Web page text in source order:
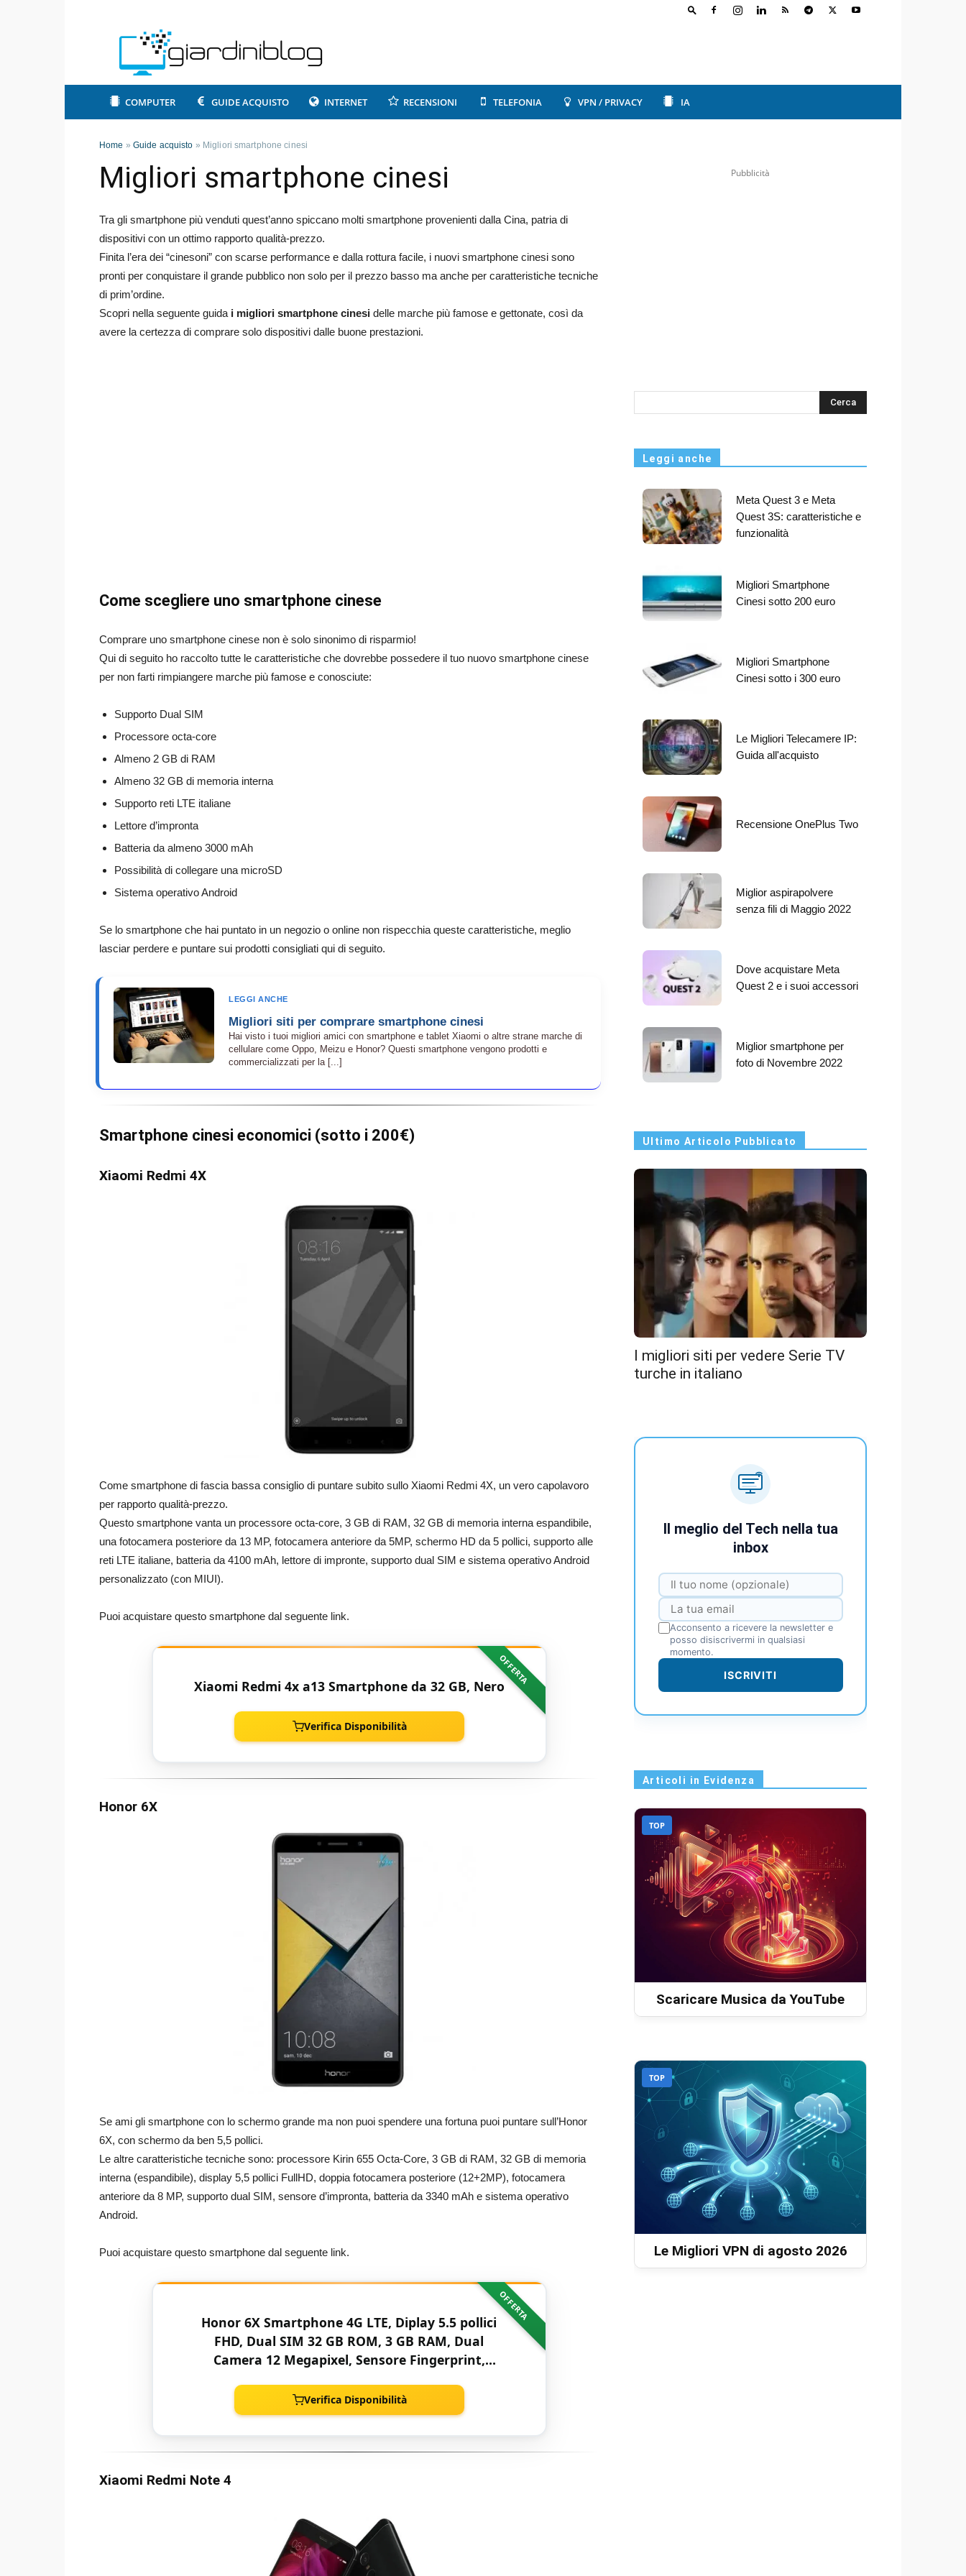
COMPUTER GUIDE ACQUISTO INTERNET RECENSIONI TELEFONIA VPN / PRIVACY IA
Home » Guide acquisto » Migliori smartphone cinesi
Migliori smartphone cinesi
Tra gli smartphone più venduti quest’anno spiccano molti smartphone provenienti dalla Cina, patria di
dispositivi con un ottimo rapporto qualità-prezzo.
Finita l’era dei “cinesoni” con scarse performance e dalla rottura facile, i nuovi smartphone cinesi sono
pronti per conquistare il grande pubblico non solo per il prezzo basso ma anche per caratteristiche tecniche
di prim’ordine.
Scopri nella seguente guida i migliori smartphone cinesi delle marche più famose e gettonate, così da
avere la certezza di comprare solo dispositivi dalle buone prestazioni.
Come scegliere uno smartphone cinese
Comprare uno smartphone cinese non è solo sinonimo di risparmio!
Qui di seguito ho raccolto tutte le caratteristiche che dovrebbe possedere il tuo nuovo smartphone cinese
per non farti rimpiangere marche più famose e conosciute:
Supporto Dual SIM
Processore octa-core
Almeno 2 GB di RAM
Almeno 32 GB di memoria interna
Supporto reti LTE italiane
Lettore d’impronta
Batteria da almeno 3000 mAh
Possibilità di collegare una microSD
Sistema operativo Android
Se lo smartphone che hai puntato in un negozio o online non rispecchia queste caratteristiche, meglio
lasciar perdere e puntare sui prodotti consigliati qui di seguito.
LEGGI ANCHE
Migliori siti per comprare smartphone cinesi
Hai visto i tuoi migliori amici con smartphone e tablet Xiaomi o altre strane marche di
cellulare come Oppo, Meizu e Honor? Questi smartphone vengono prodotti e
commercializzati per la [...]
Smartphone cinesi economici (sotto i 200€)
Xiaomi Redmi 4X
Come smartphone di fascia bassa consiglio di puntare subito sullo Xiaomi Redmi 4X, un vero capolavoro
per rapporto qualità-prezzo.
Questo smartphone vanta un processore octa-core, 3 GB di RAM, 32 GB di memoria interna espandibile,
una fotocamera posteriore da 13 MP, fotocamera anteriore da 5MP, schermo HD da 5 pollici, supporto alle
reti LTE italiane, batteria da 4100 mAh, lettore di impronte, supporto dual SIM e sistema operativo Android
personalizzato (con MIUI).
Puoi acquistare questo smartphone dal seguente link.
OFFERTA
Xiaomi Redmi 4x a13 Smartphone da 32 GB, Nero
Verifica Disponibilità
Honor 6X
Se ami gli smartphone con lo schermo grande ma non puoi spendere una fortuna puoi puntare sull’Honor
6X, con schermo da ben 5,5 pollici.
Le altre caratteristiche tecniche sono: processore Kirin 655 Octa-Core, 3 GB di RAM, 32 GB di memoria
interna (espandibile), display 5,5 pollici FullHD, doppia fotocamera posteriore (12+2MP), fotocamera
anteriore da 8 MP, supporto dual SIM, sensore d’impronta, batteria da 3340 mAh e sistema operativo
Android.
Puoi acquistare questo smartphone dal seguente link.
OFFERTA
Honor 6X Smartphone 4G LTE, Diplay 5.5 pollici
FHD, Dual SIM 32 GB ROM, 3 GB RAM, Dual
Camera 12 Megapixel, Sensore Fingerprint,
Verifica Disponibilità
Xiaomi Redmi Note 4
Pubblicità
s
Leggi anche
Meta Quest 3 e Meta
Quest 3S: caratteristiche e
funzionalità
Migliori Smartphone
Cinesi sotto 200 euro
Migliori Smartphone
Cinesi sotto i 300 euro
Le Migliori Telecamere IP:
Guida all'acquisto
Recensione OnePlus Two
Miglior aspirapolvere
senza fili di Maggio 2022
Dove acquistare Meta
Quest 2 e i suoi accessori
Miglior smartphone per
foto di Novembre 2022
Ultimo Articolo Pubblicato
I migliori siti per vedere Serie TV
turche in italiano
Il meglio del Tech nella tua
inbox
Acconsento a ricevere la newsletter e
posso disiscrivermi in qualsiasi
momento.
ISCRIVITI
Articoli in Evidenza
TOP
Scaricare Musica da YouTube
TOP
Le Migliori VPN di agosto 2026